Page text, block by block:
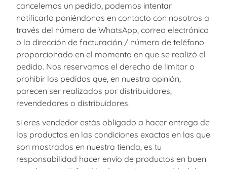
cancelemos un pedido, podemos intentar
notificarlo poniéndonos en contacto con nosotros a
través del número de WhatsApp, correo electrónico
o la dirección de facturación / número de teléfono
proporcionado en el momento en que se realizó el
pedido. Nos reservamos el derecho de limitar o
prohibir los pedidos que, en nuestra opinión,
parecen ser realizados por distribuidores,
revendedores o distribuidores.
si eres vendedor estás obligado a hacer entrega de
los productos en las condiciones exactas en las que
son mostrados en nuestra tienda, es tu
responsabilidad hacer envío de productos en buen